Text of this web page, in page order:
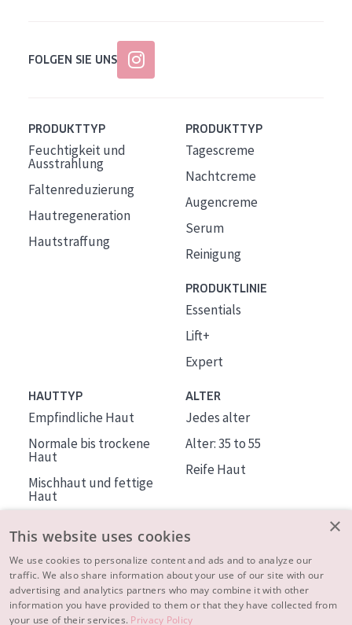
FOLGEN SIE UNS
PRODUKTTYP
Feuchtigkeit und
Ausstrahlung
Faltenreduzierung
Hautregeneration
Hautstraffung
PRODUKTTYP
Tagescreme
Nachtcreme
Augencreme
Serum
Reinigung
PRODUKTLINIE
Essentials
Lift+
Expert
HAUTTYP
Empfindliche Haut
Normale bis trockene
Haut
Mischhaut und fettige
Haut
Haut
ALTER
Jedes alter
Alter: 35 to 55
Reife Haut
ÜBER DIADERMINE
Mehr über uns
×
This website uses cookies
We use cookies to personalize content and ads and to analyze our
traffic. We also share information about your use of our site with our
advertising and analytics partners who may combine it with other
information you have provided to them or that they have collected from
your use of their services. Privacy Policy